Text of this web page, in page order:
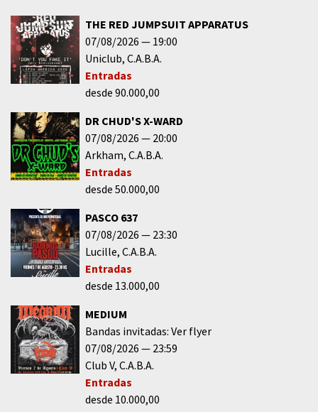
THE RED JUMPSUIT APPARATUS
07/08/2026
19:00
Uniclub C.A.B.A.
Entradas
desde 90.000,00
DR CHUD'S X-WARD
07/08/2026
20:00
Arkham C.A.B.A.
Entradas
desde 50.000,00
PASCO 637
07/08/2026
23:30
Lucille C.A.B.A.
Entradas
desde 13.000,00
MEDIUM
Bandas invitadas: Ver flyer
07/08/2026
23:59
Club V C.A.B.A.
Entradas
desde 10.000,00